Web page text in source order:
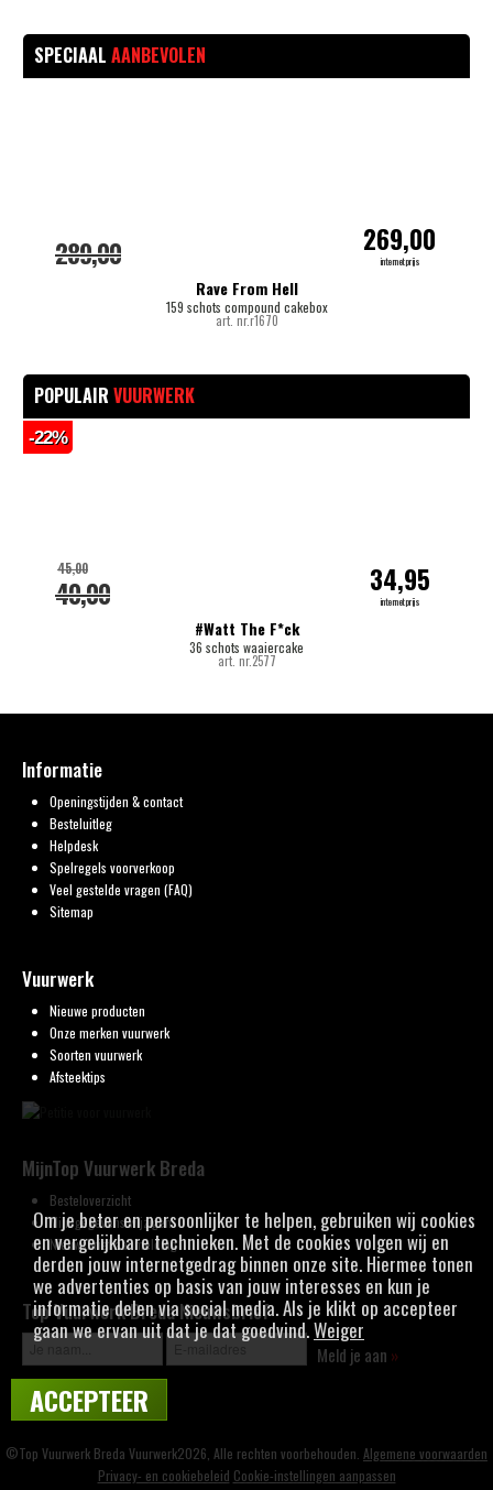
SPECIAAL AANBEVOLEN
Rave From Hell
159 schots compound cakebox
art. nr.r1670
289,00 269,00
internetprijs
POPULAIR VUURWERK
#Watt The F*ck
36 schots waaiercake
art. nr.2577
40,00
45,00 34,95
internetprijs
-22%
Informatie
Openingstijden & contact
Besteluitleg
Helpdesk
Spelregels voorverkoop
Veel gestelde vragen (FAQ)
Sitemap
Vuurwerk
Nieuwe producten
Onze merken vuurwerk
Soorten vuurwerk
Afsteektips
MijnTop Vuurwerk Breda
Besteloverzicht
Mijn gegevens wijzigen
Nieuwsbrief aanmelding
Top Vuurwerk Breda Nieuwsbrief
Meld je aan »
©Top Vuurwerk Breda Vuurwerk2026, Alle rechten voorbehouden. Algemene voorwaarden
Privacy- en cookiebeleid Cookie-instellingen aanpassen
Om je beter en persoonlijker te helpen, gebruiken wij cookies
en vergelijkbare technieken. Met de cookies volgen wij en
derden jouw internetgedrag binnen onze site. Hiermee tonen
we advertenties op basis van jouw interesses en kun je
informatie delen via social media. Als je klikt op accepteer
gaan we ervan uit dat je dat goedvind.Weiger
ACCEPTEER